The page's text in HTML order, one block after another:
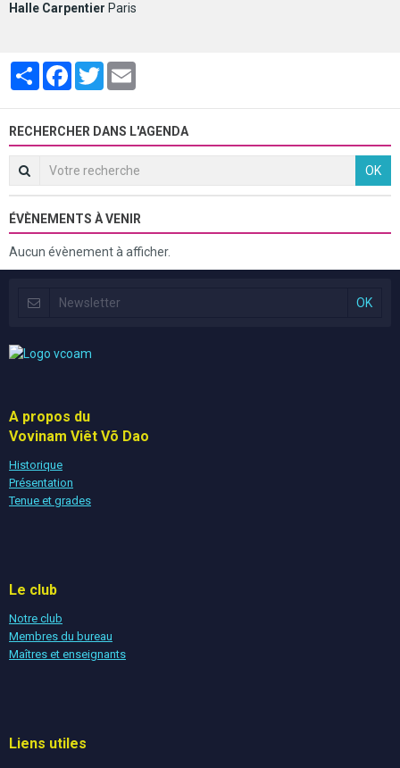
Halle Carpentier Paris
PartagerFacebook
Twitter
RECHERCHER DANS L'AGENDA
OK
ÉVÈNEMENTS À VENIR
Aucun évènement à afficher.
A propos du
Vovinam Viêt Võ Dao
Historique
Présentation
Tenue et grades
Le club
Notre club
Membres du bureau
Maîtres et enseignants
Liens utiles